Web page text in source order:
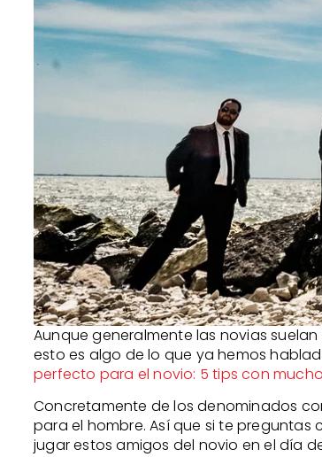
Aunque generalmente las novias
esto es algo de lo que ya hemos
perfecto para el novio: 5 tips con
Concretamente de los denominados
para el hombre. Así que si te
jugar estos amigos del novio en el día